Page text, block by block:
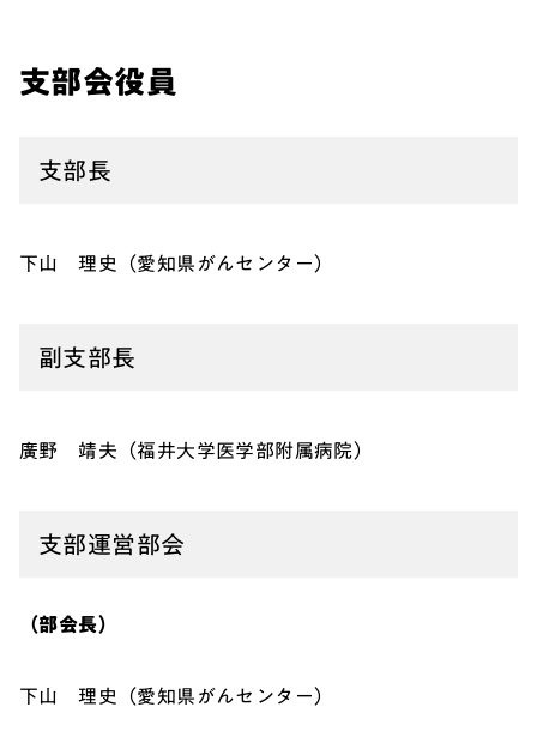
支部会役員
支部長
下山 理史（愛知県がんセンター）
副支部長
廣野 靖夫（福井大学医学部附属病院）
支部運営部会
（部会長）
下山 理史（愛知県がんセンター）